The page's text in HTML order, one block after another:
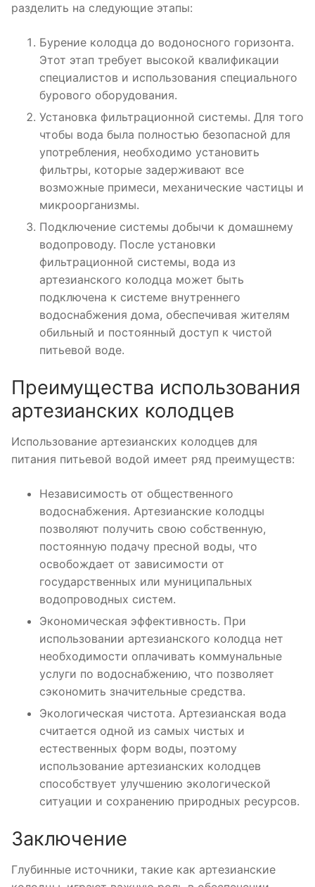
разделить на следующие этапы:
Бурение колодца до водоносного горизонта.
Этот этап требует высокой квалификации
специалистов и использования специального
бурового оборудования.
Установка фильтрационной системы. Для того
чтобы вода была полностью безопасной для
употребления, необходимо установить
фильтры, которые задерживают все
возможные примеси, механические частицы и
микроорганизмы.
Подключение системы добычи к домашнему
водопроводу. После установки
фильтрационной системы, вода из
артезианского колодца может быть
подключена к системе внутреннего
водоснабжения дома, обеспечивая жителям
обильный и постоянный доступ к чистой
питьевой воде.
Преимущества использования
артезианских колодцев
Использование артезианских колодцев для
питания питьевой водой имеет ряд преимуществ:
Независимость от общественного
водоснабжения. Артезианские колодцы
позволяют получить свою собственную,
постоянную подачу пресной воды, что
освобождает от зависимости от
государственных или муниципальных
водопроводных систем.
Экономическая эффективность. При
использовании артезианского колодца нет
необходимости оплачивать коммунальные
услуги по водоснабжению, что позволяет
сэкономить значительные средства.
Экологическая чистота. Артезианская вода
считается одной из самых чистых и
естественных форм воды, поэтому
использование артезианских колодцев
способствует улучшению экологической
ситуации и сохранению природных ресурсов.
Заключение
Глубинные источники, такие как артезианские